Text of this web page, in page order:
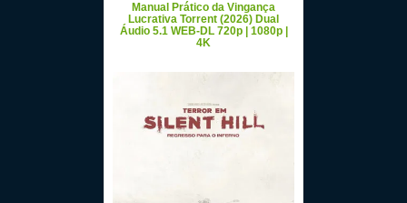
Manual Prático da Vingança
Lucrativa Torrent (2026) Dual
Áudio 5.1 WEB-DL 720p | 1080p |
4K